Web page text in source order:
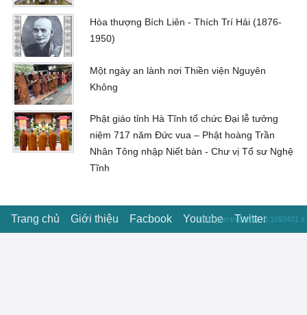
Hòa thượng Bích Liên - Thích Trí Hải (1876-
1950)
Một ngày an lành nơi Thiền viện Nguyên
Không
Phật giáo tỉnh Hà Tĩnh tổ chức Đại lễ tưởng
niệm 717 năm Đức vua – Phật hoàng Trần
Nhân Tông nhập Niết bàn - Chư vị Tổ sư Nghệ
Tĩnh
Trang chủ Giới thiệu Facbook Youtube Twitter
Thời gian truy vấn : 0.1093431 s